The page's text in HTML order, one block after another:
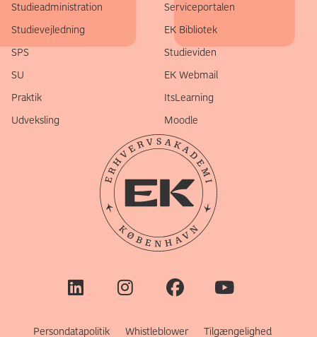
Studieadministration
Studievejledning
SPS
SU
Praktik
Udveksling
Serviceportalen
EK Bibliotek
Studieviden
EK Webmail
ItsLearning
Moodle
Persondatapolitik Whistleblower Tilgængelighed